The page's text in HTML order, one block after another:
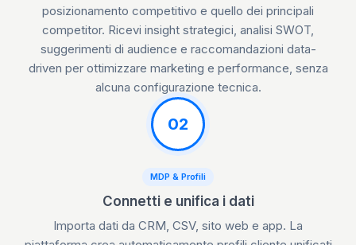
posizionamento competitivo e quello dei principali
competitor. Ricevi insight strategici, analisi SWOT,
suggerimenti di audience e raccomandazioni data-
driven per ottimizzare marketing e performance, senza
alcuna configurazione tecnica.
02
MDP & Profili
Connetti e unifica i dati
Importa dati da CRM, CSV, sito web e app. La